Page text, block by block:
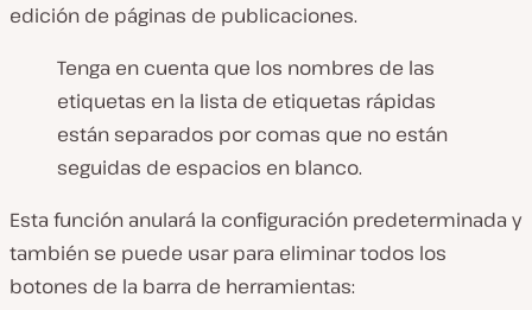
edición de páginas de publicaciones.
Tenga en cuenta que los nombres de las
etiquetas en la lista de etiquetas rápidas
están separados por comas que no están
seguidas de espacios en blanco.
Esta función anulará la configuración predeterminada y
también se puede usar para eliminar todos los
botones de la barra de herramientas: